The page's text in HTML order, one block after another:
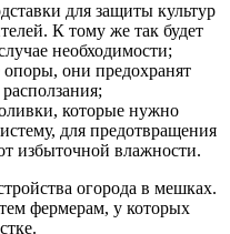
для защиты культур
К тому же так будет
необходимости;
опоры, они предохранят
которые нужно
для предотвращения
избыточной влажности.
огорода в мешках.
фермерам, у которых